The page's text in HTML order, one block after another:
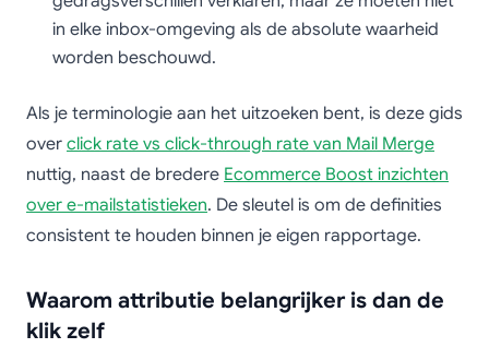
in elke inbox-omgeving als de absolute waarheid
worden beschouwd.
Als je terminologie aan het uitzoeken bent, is deze gids
over click rate vs click-through rate van Mail Merge
nuttig, naast de bredere Ecommerce Boost inzichten
over e-mailstatistieken. De sleutel is om de definities
consistent te houden binnen je eigen rapportage.
Waarom attributie belangrijker is dan de
klik zelf